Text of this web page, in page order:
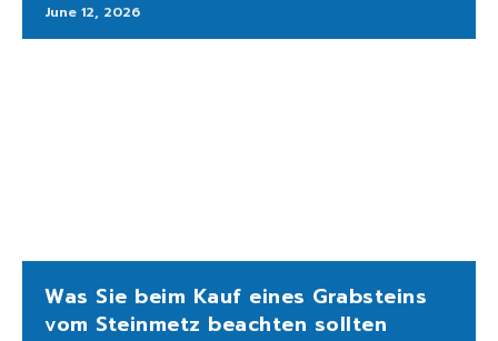
June 12, 2026
Was Sie beim Kauf eines Grabsteins
vom Steinmetz beachten sollten